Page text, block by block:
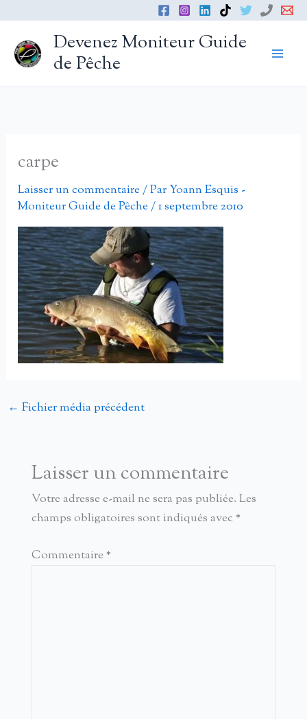
contenu
Devenez Moniteur Guide
de Pêche
carpe
Laisser un commentaire/ ParYoann Esquis -
Moniteur Guide de Pêche/1 septembre 2010
← Fichier média précédent
Laisser un commentaire
Votre adresse e-mail ne sera pas publiée. Les
champs obligatoires sont indiqués avec *
Commentaire *